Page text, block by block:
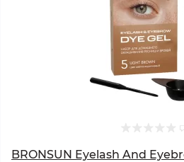
BRONSUN Eyelash And